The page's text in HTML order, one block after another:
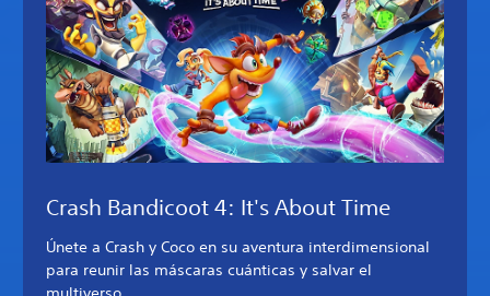
Crash Bandicoot 4: It's About Time
Únete a Crash y Coco en su aventura interdimensional
para reunir las máscaras cuánticas y salvar el